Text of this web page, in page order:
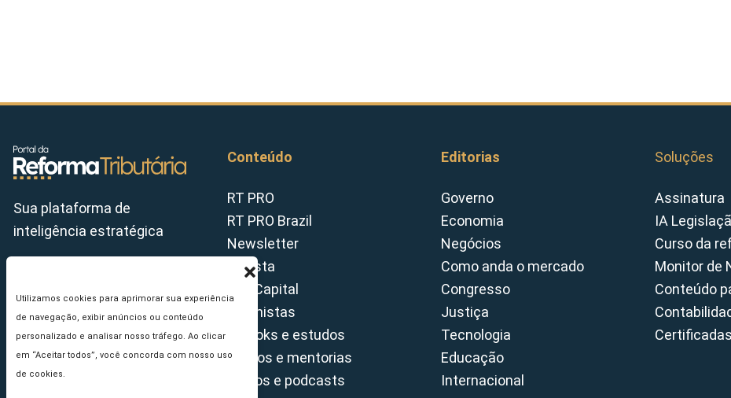
Utilizamos cookies para aprimorar sua experiência
de navegação, exibir anúncios ou conteúdo
personalizado e analisar nosso tráfego. Ao clicar
em “Aceitar todos”, você concorda com nosso uso
de cookies.
Sua plataforma de
inteligência estratégica
Conteúdo
RT PRO
RT PRO Brazil
Newsletter
Revista
Tax Capital
Colunistas
E-books e estudos
Cursos e mentorias
Vídeos e podcasts
Editorias
Governo
Economia
Negócios
Como anda o mercado
Congresso
Justiça
Tecnologia
Educação
Internacional
Soluções
Assinatura
IA
Curso da
Monitor de
Conteúdo
Certificadas